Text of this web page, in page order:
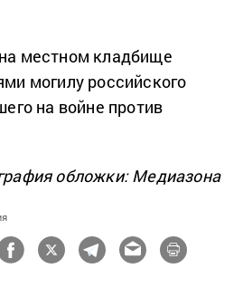
на местном кладбище
могилу российского
на войне против
обложки: Медиазона